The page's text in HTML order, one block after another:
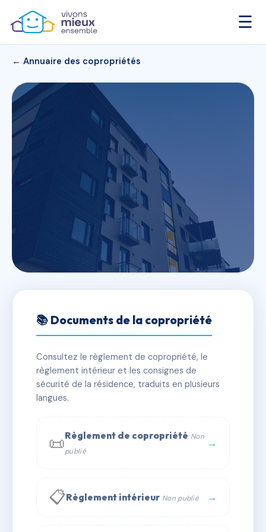
☰
← Annuaire des copropriétés
Le Vieux Logis
Charbonnières-les-Bains
✓ Immatriculée 🏠 191 lots 🏗 2 bâtiment(s)
✉ Email
📚 Documents de la copropriété
Consultez le règlement de copropriété, le
règlement intérieur et les consignes de
sécurité de la résidence, traduits en plusieurs
langues.
📜Règlement de copropriété Non
publié
→
📋Règlement intérieur Non publié →